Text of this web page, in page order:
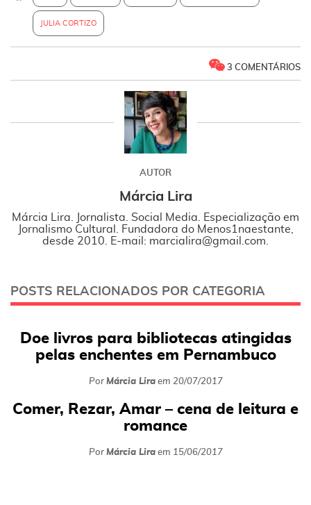
JULIA CORTIZO
3 COMENTÁRIOS
AUTOR
Márcia Lira
Márcia Lira. Jornalista. Social Media. Especialização em
Jornalismo Cultural. Fundadora do Menos1naestante,
desde 2010. E-mail: marcialira@gmail.com.
POSTS RELACIONADOS POR CATEGORIA
Doe livros para bibliotecas atingidas
pelas enchentes em Pernambuco
Por Márcia Liraem 20/07/2017
Comer, Rezar, Amar – cena de leitura e
romance
Por Márcia Liraem 15/06/2017